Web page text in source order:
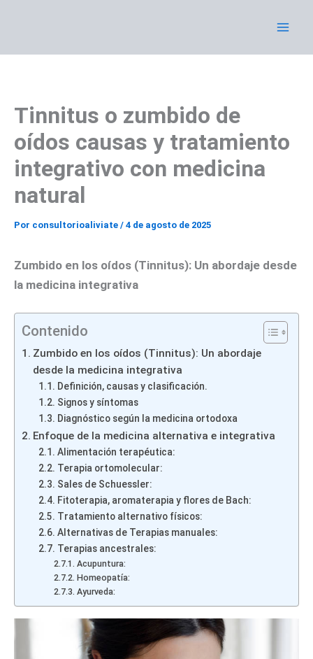
Tinnitus o zumbido de
oídos causas y tratamiento
integrativo con medicina
natural
Por consultorioaliviate / 4 de agosto de 2025
Zumbido en los oídos (Tinnitus): Un abordaje desde
la medicina integrativa
Contenido
Zumbido en los oídos (Tinnitus): Un abordaje
desde la medicina integrativa
Definición, causas y clasificación.
Signos y síntomas
Diagnóstico según la medicina ortodoxa
Enfoque de la medicina alternativa e integrativa
Alimentación terapéutica:
Terapia ortomolecular:
Sales de Schuessler:
Fitoterapia, aromaterapia y flores de Bach:
Tratamiento alternativo físicos:
Alternativas de Terapias manuales:
Terapias ancestrales:
Acupuntura:
Homeopatía:
Ayurveda: